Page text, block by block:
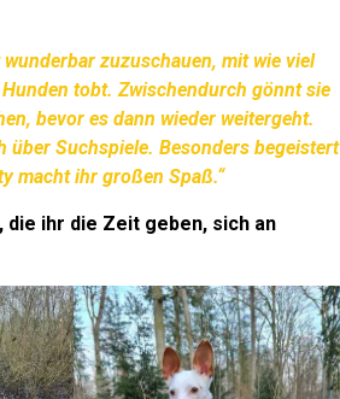
zuzuschauen, mit wie viel
tobt. Zwischendurch gönnt sie
bevor es dann wieder weitergeht.
Suchspiele. Besonders begeistert
macht ihr großen Spaß.“
die ihr die Zeit geben, sich an